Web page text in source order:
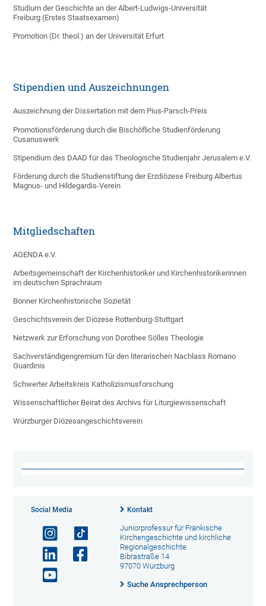
Studium der Geschichte an der Albert-Ludwigs-Universität
Freiburg (Erstes Staatsexamen)
Promotion (Dr. theol.) an der Universität Erfurt
Stipendien und Auszeichnungen
Auszeichnung der Dissertation mit dem Pius-Parsch-Preis
Promotionsförderung durch die Bischöfliche Studienförderung
Cusanuswerk
Stipendium des DAAD für das Theologische Studienjahr Jerusalem e.V.
Förderung durch die Studienstiftung der Erzdiözese Freiburg Albertus
Magnus- und Hildegardis-Verein
Mitgliedschaften
AGENDA e.V.
Arbeitsgemeinschaft der Kirchenhistoriker und Kirchenhistorikerinnen
im deutschen Sprachraum
Bonner Kirchenhistorische Sozietät
Geschichtsverein der Diözese Rottenburg-Stuttgart
Netzwerk zur Erforschung von Dorothee Sölles Theologie
Sachverständigengremium für den literarischen Nachlass Romano
Guardinis
Schwerter Arbeitskreis Katholizismusforschung
Wissenschaftlicher Beirat des Archivs für Liturgiewissenschaft
Würzburger Diözesangeschichtsverein
Social Media Kontakt
Juniorprofessur für Fränkische
Kirchengeschichte und kirchliche
Regionalgeschichte
Bibrastraße 14
97070 Würzburg
Suche Ansprechperson